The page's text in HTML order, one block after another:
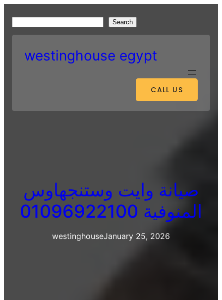
content
e
Search
westinghouse egypt
CALL US
صيانة وايت وستنجهاوس
المنوفية 01096922100
westinghouseJanuary 25, 2026